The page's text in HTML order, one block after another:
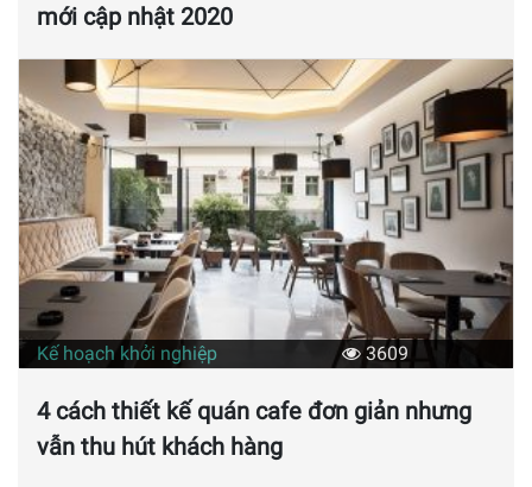
mới cập nhật 2020
Kế hoạch khởi nghiệp 3609
4 cách thiết kế quán cafe đơn giản nhưng
vẫn thu hút khách hàng